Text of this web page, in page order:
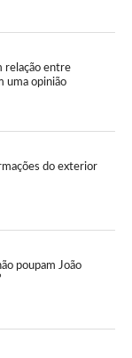
relação entre
uma opinião
do exterior
poupam João